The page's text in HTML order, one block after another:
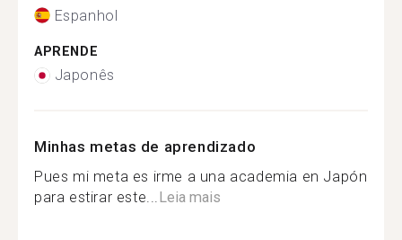
Espanhol
APRENDE
Japonês
Minhas metas de aprendizado
Pues mi meta es irme a una academia en Japón
para estirar este...Leia mais